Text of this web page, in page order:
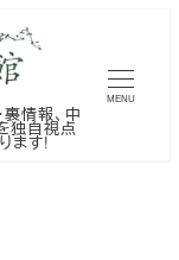
情報、中
独自視点
ます!
MENU